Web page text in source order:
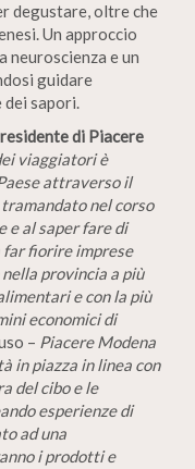
degustare, oltre che
Un approccio
neuroscienza e un
guidare
dei sapori.
di Piacere
viaggiatori è
attraverso il
nel corso
e al saper fare di
far fiorire imprese
provincia a più
e con la più
economici di
– Piacere Modena
in piazza in linea con
del cibo e le
esperienze di
ad una
i prodotti e